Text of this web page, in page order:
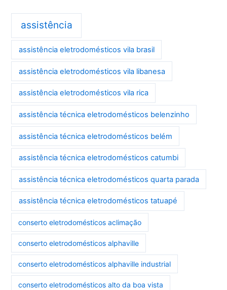
assistência
assistência eletrodomésticos vila brasil
assistência eletrodomésticos vila libanesa
assistência eletrodomésticos vila rica
assistência técnica eletrodomésticos belenzinho
assistência técnica eletrodomésticos belém
assistência técnica eletrodomésticos catumbi
assistência técnica eletrodomésticos quarta parada
assistência técnica eletrodomésticos tatuapé
conserto eletrodomésticos aclimação
conserto eletrodomésticos alphaville
conserto eletrodomésticos alphaville industrial
conserto eletrodomésticos alto da boa vista